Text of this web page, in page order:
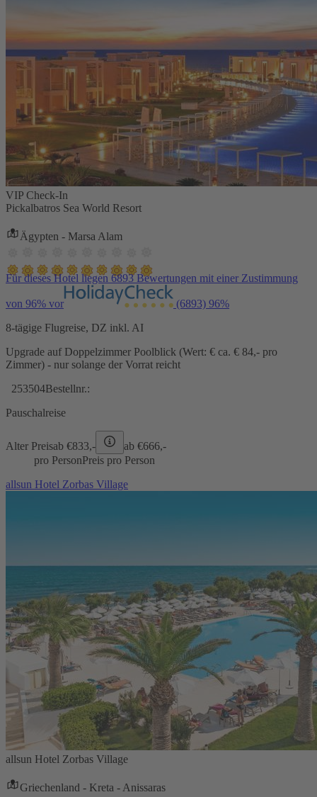
VIP Check-In
Pickalbatros Sea World Resort
Ägypten - Marsa Alam
Für dieses Hotel liegen 6893 Bewertungen mit einer Zustimmung
von 96% vor (6893) 96%
8-tägige Flugreise, DZ inkl. AI
Upgrade auf Doppelzimmer Poolblick (Wert: € ca. € 84,- pro
Zimmer) - nur solange der Vorrat reicht
253504Bestellnr.:
Pauschalreise
Alter Preisab €833,- ab €666,-
pro PersonPreis pro Person
allsun Hotel Zorbas Village
allsun Hotel Zorbas Village
Griechenland - Kreta - Anissaras